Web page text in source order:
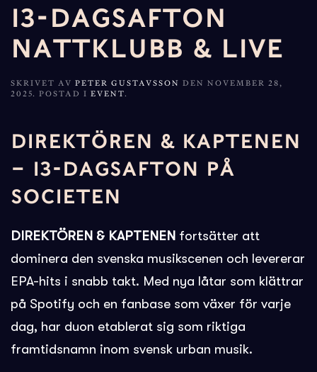
13-DAGSAFTON
NATTKLUBB & LIVE
SKRIVET AV PETER GUSTAVSSON DEN NOVEMBER 28,
2025. POSTAD I EVENT.
DIREKTÖREN & KAPTENEN
– 13-DAGSAFTON PÅ
SOCIETEN
DIREKTÖREN & KAPTENEN fortsätter att
dominera den svenska musikscenen och levererar
EPA-hits i snabb takt. Med nya låtar som klättrar
på Spotify och en fanbase som växer för varje
dag, har duon etablerat sig som riktiga
framtidsnamn inom svensk urban musik.